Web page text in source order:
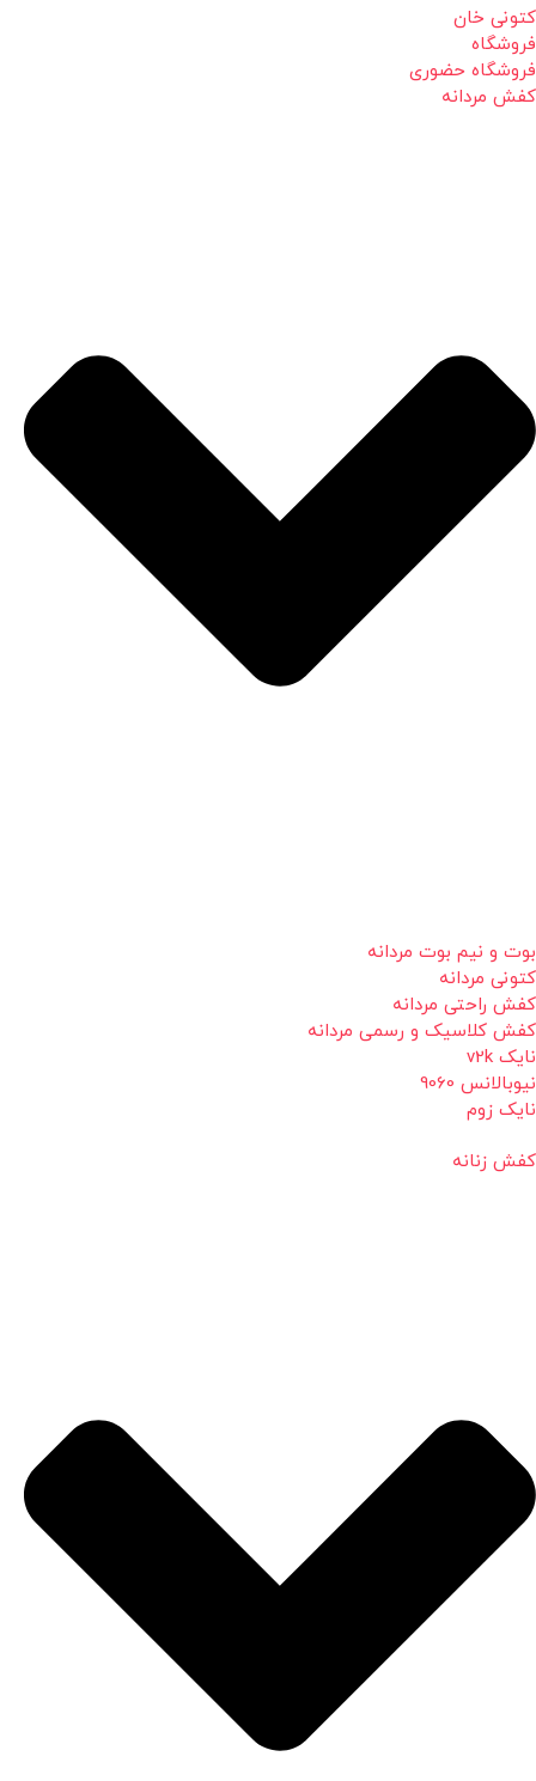
کتونی خان
فروشگاه
فروشگاه حضوری
کفش مردانه
بوت و نیم بوت مردانه
کتونی مردانه
کفش راحتی مردانه
کفش کلاسیک و رسمی مردانه
نایک v2k
نیوبالانس 9060
نایک زوم
کفش زنانه